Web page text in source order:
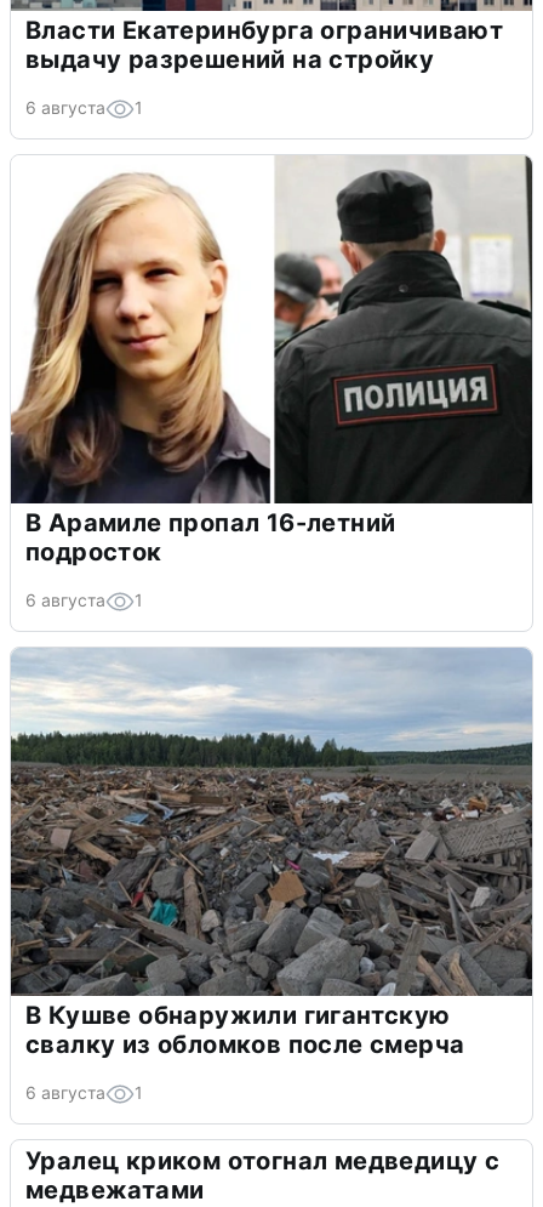
Власти Екатеринбурга ограничивают
выдачу разрешений на стройку
6 августа 1
В Арамиле пропал 16-летний
подросток
6 августа 1
В Кушве обнаружили гигантскую
свалку из обломков после смерча
6 августа 1
Уралец криком отогнал медведицу с
медвежатами